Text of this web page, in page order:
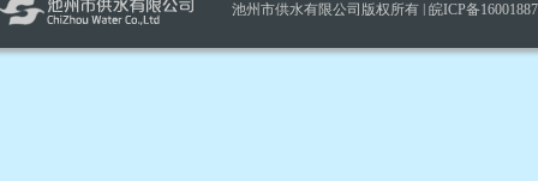
池州市供水有限公司版权所有 | 皖ICP备